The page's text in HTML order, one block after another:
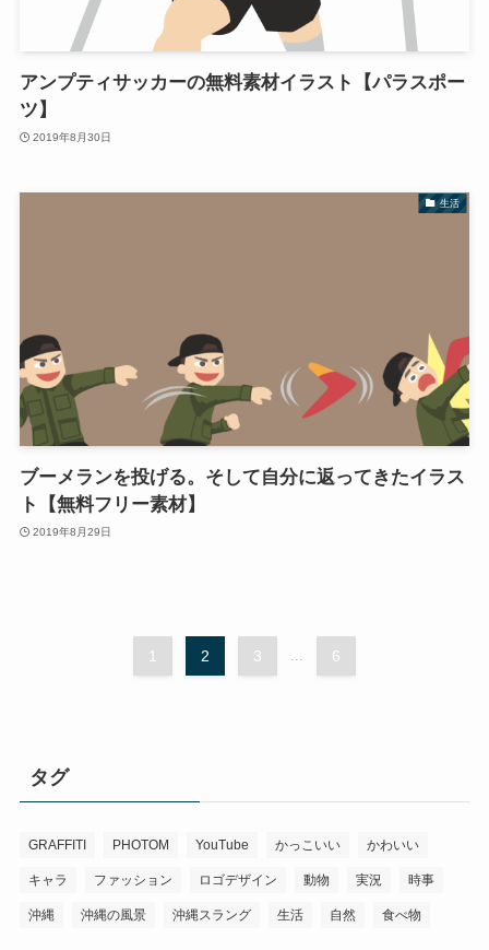
アンプティサッカーの無料素材イラスト【パラスポー
ツ】
2019年8月30日
生活
ブーメランを投げる。そして自分に返ってきたイラス
ト【無料フリー素材】
2019年8月29日
1 2 3 ... 6
タグ
GRAFFITI PHOTOM YouTube かっこいい かわいい
キャラ ファッション ロゴデザイン 動物 実況 時事
沖縄 沖縄の風景 沖縄スラング 生活 自然 食べ物